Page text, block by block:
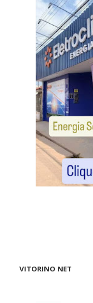
VITORINO NET